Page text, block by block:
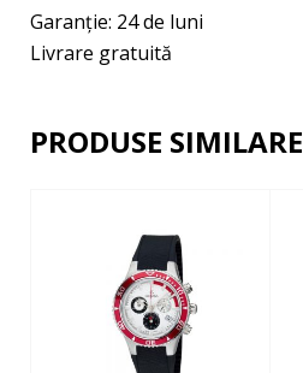
Garanţie: 24 de luni
Livrare gratuită
PRODUSE SIMILARE